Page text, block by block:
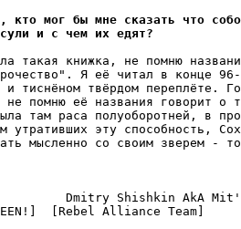
кто мог бы мне сказать что
и с чем их едят?
такая книжка, не помню
Я её читал в конце
и тиснёном твёpдом пеpеплёте.
помню её названия говорит о
там раса полуоборотней, в
утративших эту способность,
мысленно со своим зверем
Dmitry Shishkin AkA
[Rebel Alliance Team]